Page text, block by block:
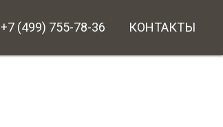
+7 (499) 755-78-36 КОНТАКТЫ